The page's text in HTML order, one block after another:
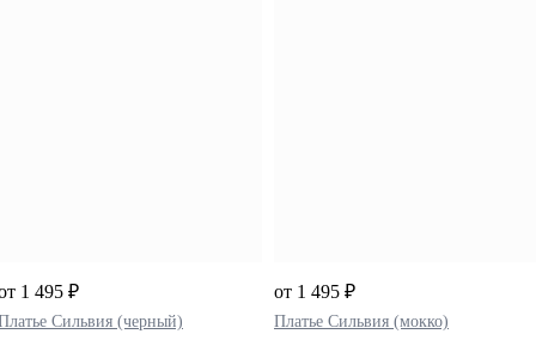
Сильвия (черный)
1 495 ₽
Платье Сильвия (мокко)
от 1 495 ₽